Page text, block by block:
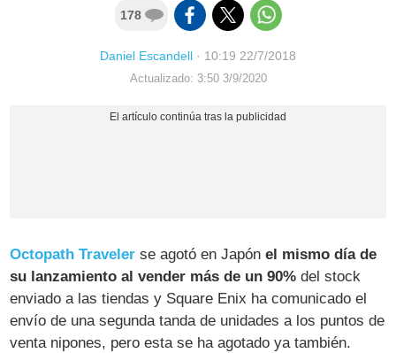
178
Daniel Escandell · 10:19 22/7/2018
Actualizado: 3:50 3/9/2020
Octopath Traveler se agotó en Japónel mismo día de
su lanzamiento al vender más de un 90% del stock
enviado a las tiendas y Square Enix ha comunicado el
envío de una segunda tanda de unidades a los puntos de
venta nipones, pero esta se ha agotado ya también.